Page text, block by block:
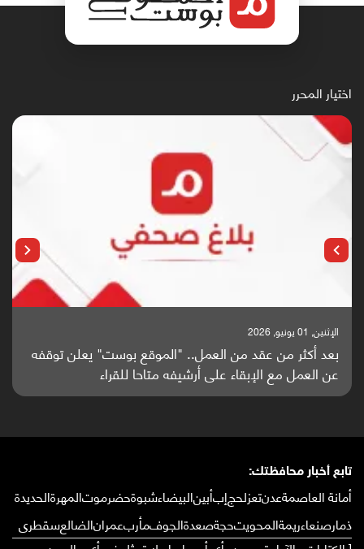
اختيار المحرر
الإثنين, 25 مايو, 2026
باحثون من اليمن يدخلون سباق أبحاث ألزهايمر بدراسة
واعدة منشورة عالميا (ترجمة)
تابع أخبار محافظتك:
أمانة العاصمةعدنتعزلحجإبأبينالبيضاءشبوةحضرموتالمهرةالحديدة
ذمارصنعاءريمةالمحويتحجةصعدةالجوفمأربعمرانالضالعسقطرى